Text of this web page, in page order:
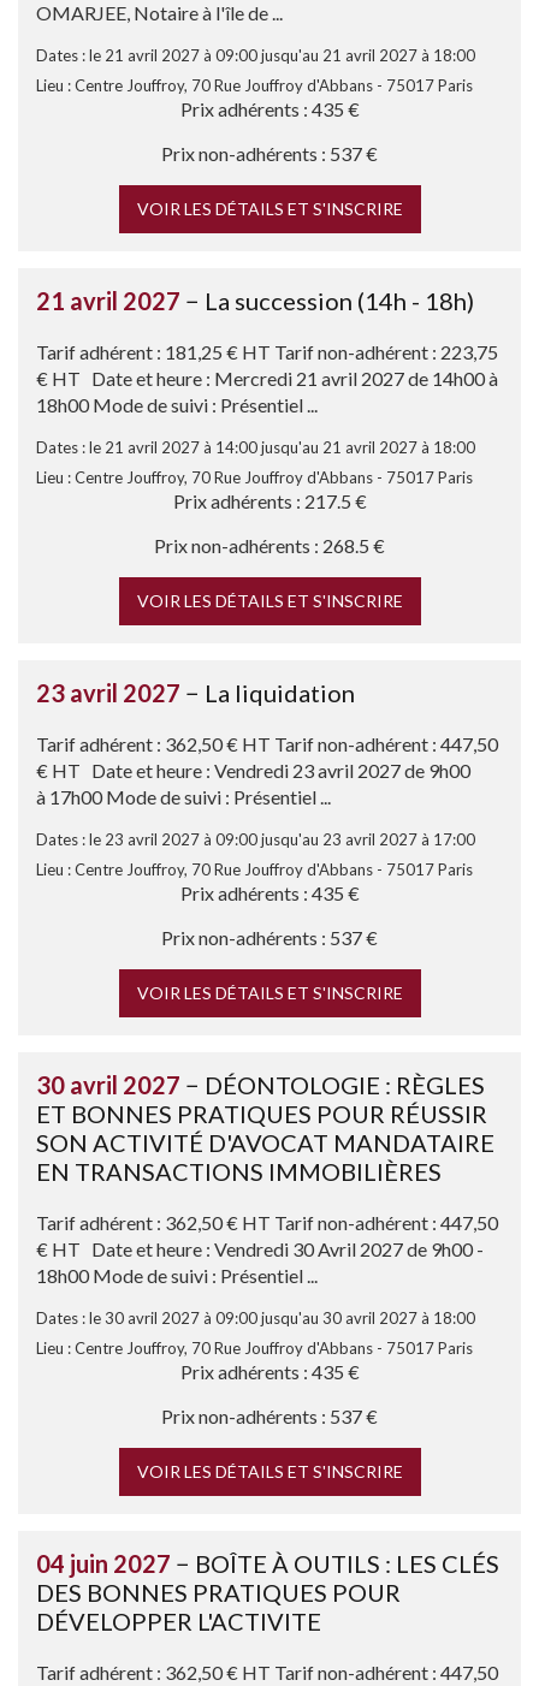
OMARJEE, Notaire à l'île de ...
Dates : le 21 avril 2027 à 09:00 jusqu'au 21 avril 2027 à 18:00
Lieu : Centre Jouffroy, 70 Rue Jouffroy d'Abbans - 75017 Paris
Prix adhérents : 435 €
Prix non-adhérents : 537 €
VOIR LES DÉTAILS ET S'INSCRIRE
21 avril 2027 − La succession (14h - 18h)
Tarif adhérent : 181,25 € HT Tarif non-adhérent : 223,75
€ HT Date et heure : Mercredi 21 avril 2027 de 14h00 à
18h00 Mode de suivi : Présentiel ...
Dates : le 21 avril 2027 à 14:00 jusqu'au 21 avril 2027 à 18:00
Lieu : Centre Jouffroy, 70 Rue Jouffroy d'Abbans - 75017 Paris
Prix adhérents : 217.5 €
Prix non-adhérents : 268.5 €
VOIR LES DÉTAILS ET S'INSCRIRE
23 avril 2027 − La liquidation
Tarif adhérent : 362,50 € HT Tarif non-adhérent : 447,50
€ HT Date et heure : Vendredi 23 avril 2027 de 9h00
à 17h00 Mode de suivi : Présentiel ...
Dates : le 23 avril 2027 à 09:00 jusqu'au 23 avril 2027 à 17:00
Lieu : Centre Jouffroy, 70 Rue Jouffroy d'Abbans - 75017 Paris
Prix adhérents : 435 €
Prix non-adhérents : 537 €
VOIR LES DÉTAILS ET S'INSCRIRE
30 avril 2027 − DÉONTOLOGIE : RÈGLES
ET BONNES PRATIQUES POUR RÉUSSIR
SON ACTIVITÉ D'AVOCAT MANDATAIRE
EN TRANSACTIONS IMMOBILIÈRES
Tarif adhérent : 362,50 € HT Tarif non-adhérent : 447,50
€ HT Date et heure : Vendredi 30 Avril 2027 de 9h00 -
18h00 Mode de suivi : Présentiel ...
Dates : le 30 avril 2027 à 09:00 jusqu'au 30 avril 2027 à 18:00
Lieu : Centre Jouffroy, 70 Rue Jouffroy d'Abbans - 75017 Paris
Prix adhérents : 435 €
Prix non-adhérents : 537 €
VOIR LES DÉTAILS ET S'INSCRIRE
04 juin 2027 − BOÎTE À OUTILS : LES CLÉS
DES BONNES PRATIQUES POUR
DÉVELOPPER L'ACTIVITE
Tarif adhérent : 362,50 € HT Tarif non-adhérent : 447,50